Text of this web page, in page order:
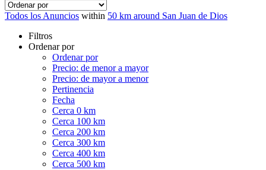
Todos los Anuncios within 50 km around San Juan de Dios
Filtros
Ordenar por
Ordenar por
Precio: de menor a mayor
Precio: de mayor a menor
Pertinencia
Fecha
Cerca 0 km
Cerca 100 km
Cerca 200 km
Cerca 300 km
Cerca 400 km
Cerca 500 km